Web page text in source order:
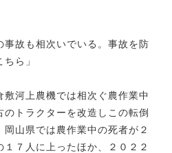
事故も相次いでいる。事故を防
ら」
河上農機では相次ぐ農作業中
トラクターを改造しこの転倒
山県では農作業中の死者が２
１７人に上ったほか、２０２２